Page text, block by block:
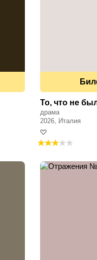
То, что не
драма
2026, Италия